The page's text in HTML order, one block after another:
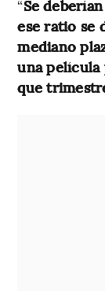
“Se
ese ratio se
mediano
una
que